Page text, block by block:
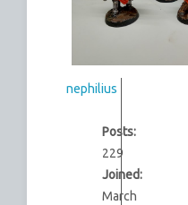
nephilius
Posts:
229
Joined:
March